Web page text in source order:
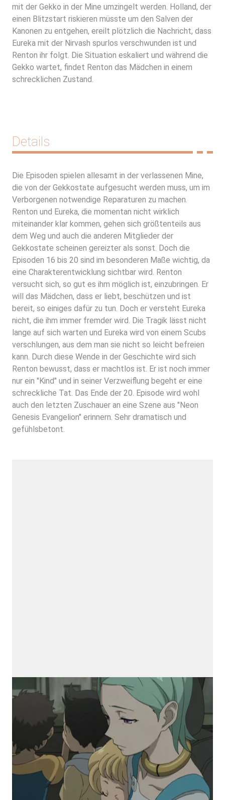
mit der Gekko in der Mine umzingelt werden. Holland, der
einen Blitzstart riskieren müsste um den Salven der
Kanonen zu entgehen, ereilt plötzlich die Nachricht, dass
Eureka mit der Nirvash spurlos verschwunden ist und
Renton ihr folgt. Die Situation eskaliert und während die
Gekko wartet, findet Renton das Mädchen in einem
schrecklichen Zustand.
Details
Die Episoden spielen allesamt in der verlassenen Mine,
die von der Gekkostate aufgesucht werden muss, um im
Verborgenen notwendige Reparaturen zu machen.
Renton und Eureka, die momentan nicht wirklich
miteinander klar kommen, gehen sich größtenteils aus
dem Weg und auch die anderen Mitglieder der
Gekkostate scheinen gereizter als sonst. Doch die
Episoden 16 bis 20 sind im besonderen Maße wichtig, da
eine Charakterentwicklung sichtbar wird. Renton
versucht sich, so gut es ihm möglich ist, einzubringen. Er
will das Mädchen, dass er liebt, beschützen und ist
bereit, so einiges dafür zu tun. Doch er versteht Eureka
nicht, die ihm immer fremder wird. Die Tragik lässt nicht
lange auf sich warten und Eureka wird von einem Scubs
verschlungen, aus dem man sie nicht so leicht befreien
kann. Durch diese Wende in der Geschichte wird sich
Renton bewusst, dass er machtlos ist. Er ist noch immer
nur ein "Kind" und in seiner Verzweiflung begeht er eine
schreckliche Tat. Das Ende der 20. Episode wird wohl
auch den letzten Zuschauer an eine Szene aus "Neon
Genesis Evangelion" erinnern. Sehr dramatisch und
gefühlsbetont.